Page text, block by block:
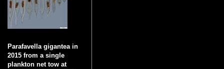
Parafavella gigantea in
2015 from a single
plankton net tow at